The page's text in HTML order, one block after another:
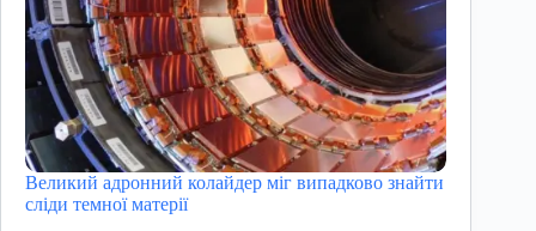
Великий адронний колайдер міг випадково знайти
сліди темної матерії